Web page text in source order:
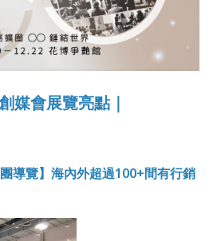
媒會展覽亮點｜
導覽】海內外超過100+間有行銷